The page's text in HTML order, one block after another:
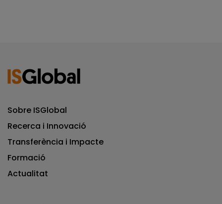
Sobre ISGlobal
Recerca i Innovació
Transferència i Impacte
Formació
Actualitat